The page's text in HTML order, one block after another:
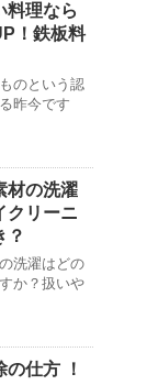
料理なら
！鉄板料
のという認
昨今です
材の洗濯
クリーニ
？
洗濯はどの
か？扱いや
仕方 ！